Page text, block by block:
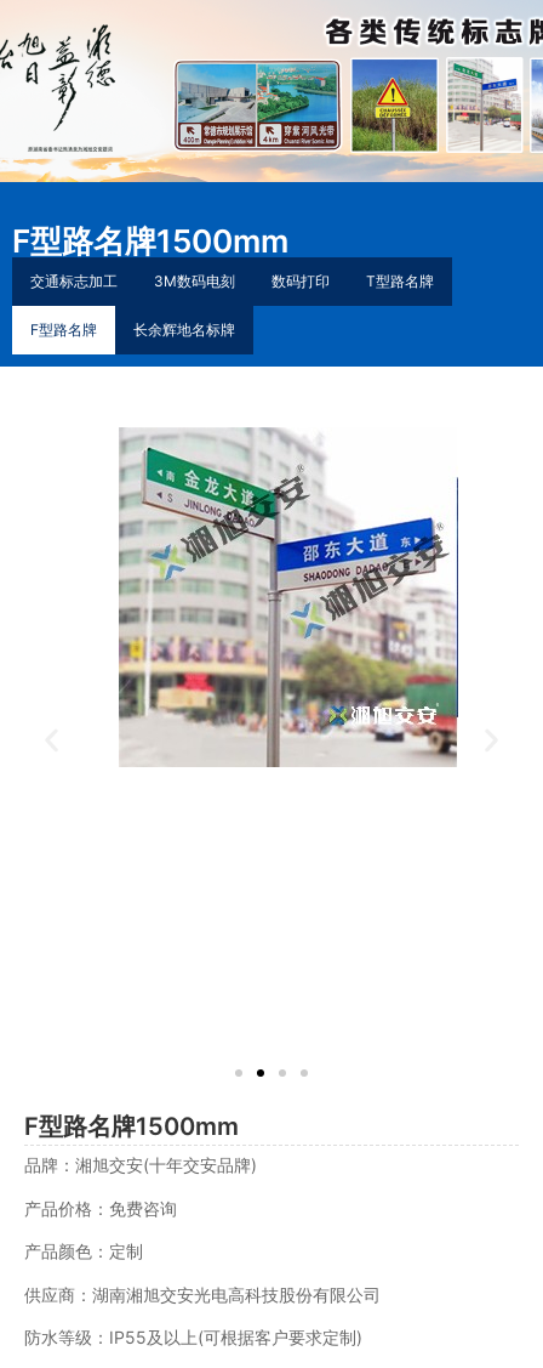
F型路名牌1500mm
交通标志加工 3M数码电刻 数码打印 T型路名牌
F型路名牌 长余辉地名标牌
F型路名牌1500mm
品牌：湘旭交安(十年交安品牌)
产品价格：免费咨询
产品颜色：定制
供应商：湖南湘旭交安光电高科技股份有限公司
防水等级：IP55及以上(可根据客户要求定制)